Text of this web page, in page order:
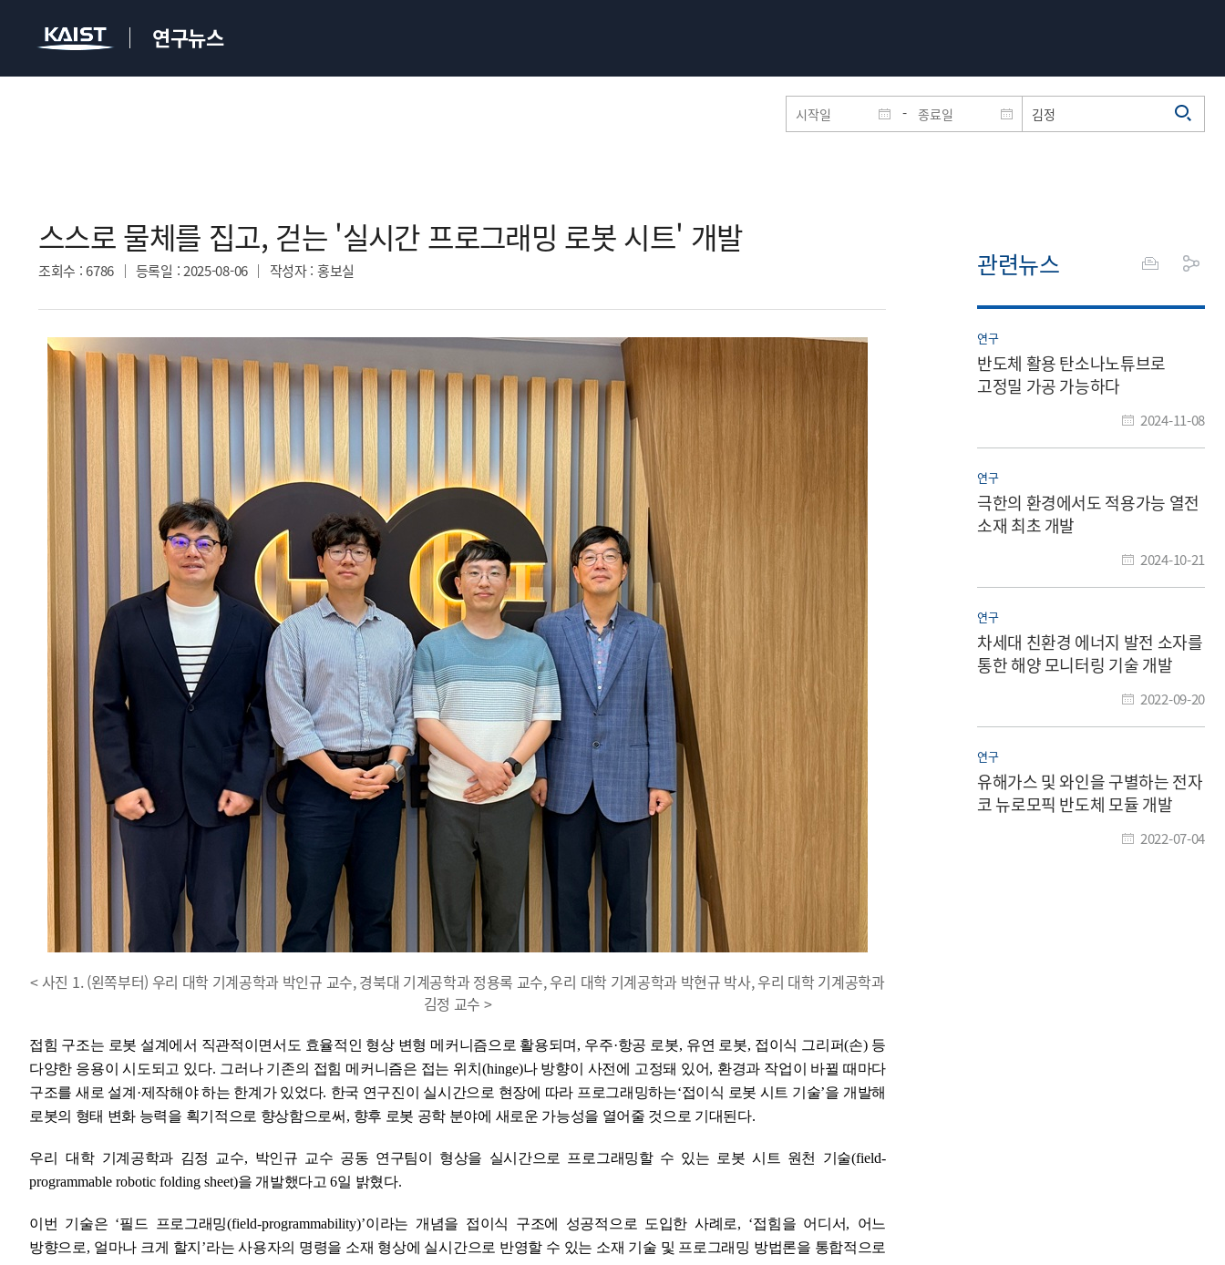
연구뉴스
홈페이지 통합검색
-
스스로 물체를 집고, 걷는 '실시간 프로그래밍 로봇 시트' 개발​
조회수 : 6786 등록일 : 2025-08-06 작성자: 홍보실
< 사진 1. (왼쪽부터) 우리 대학 기계공학과 박인규 교수, 경북대 기계공학과 정용록 교수, 우리 대학 기계공학과 박현규 박사, 우리 대학 기계공학과
김정 교수 >
접힘 구조는 로봇 설계에서 직관적이면서도 효율적인 형상 변형 메커니즘으로 활용되며 , 우주·항공 로봇, 유연 로봇, 접이식 그리퍼(손) 등
다양한 응용이 시도되고 있다. 그러나 기존의 접힘 메커니즘은 접는 위치 (hinge)나 방향이 사전에 고정돼 있어, 환경과 작업이 바뀔 때마다
구조를 새로 설계 ·제작해야 하는 한계가 있었다. 한국 연구진이 실시간으로 현장에 따라 프로그래밍하는‘접이식 로봇 시트 기술’을 개발해
로봇의 형태 변화 능력을 획기적으로 향상함으로써 , 향후 로봇 공학 분야에 새로운 가능성을 열어줄 것으로 기대된다.
우리 대학 기계공학과 김정 교수, 박인규 교수 공동 연구팀이 형상을 실시간으로 프로그래밍할 수 있는 로봇 시트 원천 기술(field-
programmable robotic folding sheet)을 개발했다고6일 밝혔다.
이번 기술은 ‘필드 프로그래밍(field-programmability)’이라는 개념을 접이식 구조에 성공적으로 도입한 사례로, ‘접힘을 어디서, 어느
방향으로, 얼마나 크게 할지 ’라는 사용자의 명령을 소재 형상에 실시간으로 반영할 수 있는 소재 기술 및 프로그래밍 방법론을 통합적으로
관련뉴스
연구
반도체 활용 탄소나노튜브로
고정밀 가공 가능하다
2024-11-08
연구
극한의 환경에서도 적용가능 열전
소재 최초 개발
2024-10-21
연구
차세대 친환경 에너지 발전 소자를
통한 해양 모니터링 기술 개발
2022-09-20
연구
유해가스 및 와인을 구별하는 전자
코 뉴로모픽 반도체 모듈 개발
2022-07-04